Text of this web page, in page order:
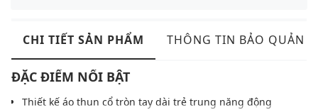
CHI TIẾT SẢN PHẨM THÔNG TIN BẢO QUẢN
ĐẶC ĐIỂM NỔI BẬT
Thiết kế áo thun cổ tròn tay dài trẻ trung năng động